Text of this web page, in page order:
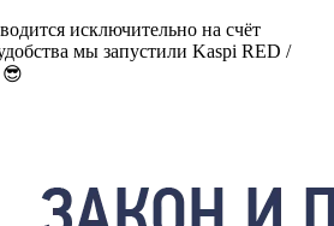
исключительно на счёт
мы запустили Kaspi RED /